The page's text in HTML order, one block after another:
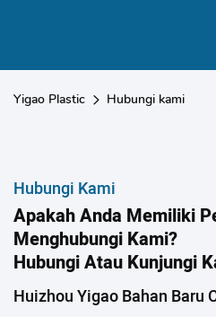
Yigao Plastic Hubungi kami
Hubungi Kami
Apakah Anda Memiliki
Menghubungi Kami?
Hubungi Atau Kunjungi
Huizhou Yigao Bahan Baru